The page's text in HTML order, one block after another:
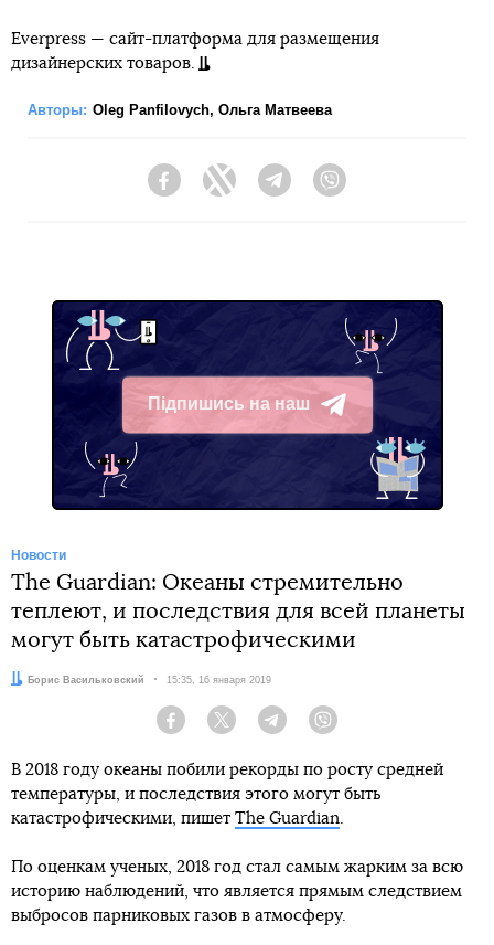
Everpress — сайт-платформа для размещения
дизайнерских товаров.
Авторы: Oleg Panfilovych, Ольга Матвеева
FacebookTwitter Telegram
Підпишись на наш
Telegram
Новости
The Guardian: Океаны стремительно
теплеют, и последствия для всей планеты
могут быть катастрофическими
Автор:Борис Васильковский Дата:
15:35, 16 января 2019
Facebook Twitter Telegram
В 2018 году океаны побили рекорды по росту средней
температуры, и последствия этого могут быть
катастрофическими, пишет The Guardian
По оценкам ученых, 2018 год стал самым жарким за всю
историю наблюдений, что является прямым следствием
выбросов парниковых газов в атмосферу.